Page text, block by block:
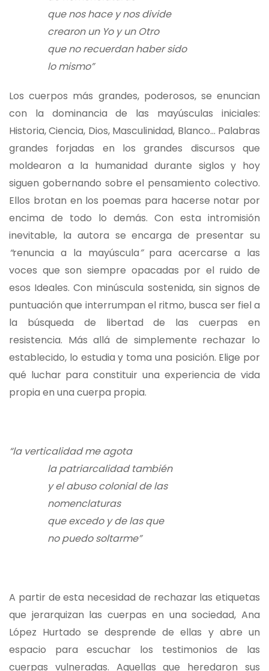
que nos hace y nos divide
crearon un Yo y un Otro
que no recuerdan haber sido
lo mismo”
Los cuerpos más grandes, poderosos, se enuncian
con la dominancia de las mayúsculas iniciales:
Historia, Ciencia, Dios, Masculinidad, Blanco… Palabras
grandes forjadas en los grandes discursos que
moldearon a la humanidad durante siglos y hoy
siguen gobernando sobre el pensamiento colectivo.
Ellos brotan en los poemas para hacerse notar por
encima de todo lo demás. Con esta intromisión
inevitable, la autora se encarga de presentar su
“renuncia a la mayúscula”para acercarse a las
voces que son siempre opacadas por el ruido de
esos Ideales. Con minúscula sostenida, sin signos de
puntuación que interrumpan el ritmo, busca ser fiel a
la búsqueda de libertad de las cuerpas en
resistencia. Más allá de simplemente rechazar lo
establecido, lo estudia y toma una posición. Elige por
qué luchar para constituir una experiencia de vida
propia en una cuerpa propia.
“la verticalidad me agota
la patriarcalidad también
y el abuso colonial de las
nomenclaturas
que excedo y de las que
no puedo soltarme”
A partir de esta necesidad de rechazar las etiquetas
que jerarquizan las cuerpas en una sociedad, Ana
López Hurtado se desprende de ellas y abre un
espacio para escuchar los testimonios de las
cuerpas vulneradas. Aquellas que heredaron sus